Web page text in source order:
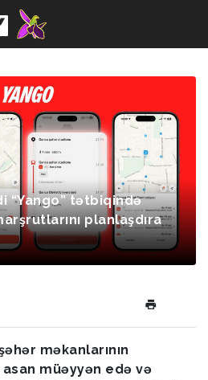
“Yango” tətbiqində
planlaşdıra
məkanlarının
müəyyən edə və